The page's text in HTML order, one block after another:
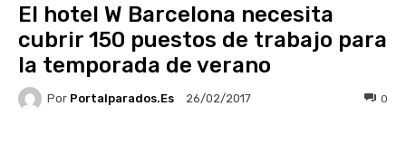
El hotel W Barcelona necesita
cubrir 150 puestos de trabajo para
la temporada de verano
Por Portalparados.es 26/02/2017 0